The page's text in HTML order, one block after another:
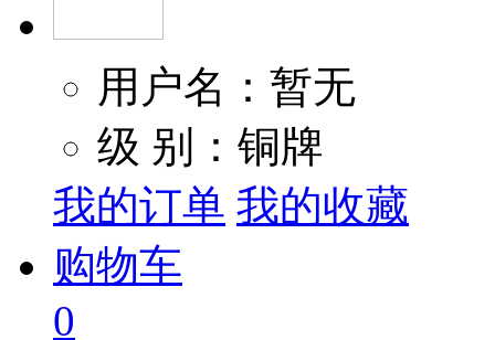
用户名：暂无
级 别：铜牌
我的订单 我的收藏
购物车
0